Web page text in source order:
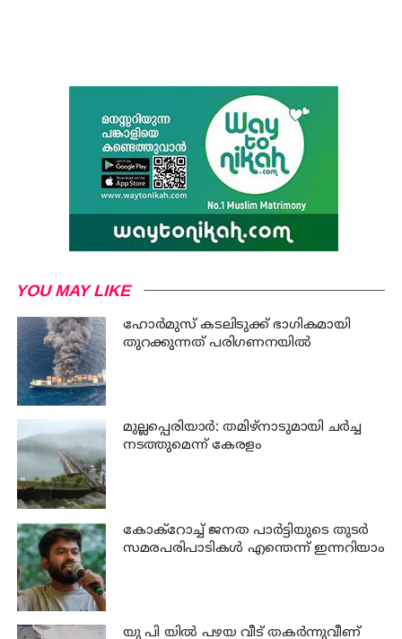
YOU MAY LIKE
ഹോര്‍മുസ് കടലിടുക്ക് ഭാഗികമായി
തുറക്കുന്നത് പരിഗണനയില്‍
മുല്ലപ്പെരിയാര്‍: തമിഴ്‌നാടുമായി ചര്‍ച്ച
നടത്തുമെന്ന് കേരളം
കോക്റോച്ച് ജനത പാര്‍ട്ടിയുടെ തുടര്‍
സമരപരിപാടികള്‍ എന്തെന്ന് ഇന്നറിയാം
യു പി യില്‍ പഴയ വീട് തകര്‍ന്നുവീണ്